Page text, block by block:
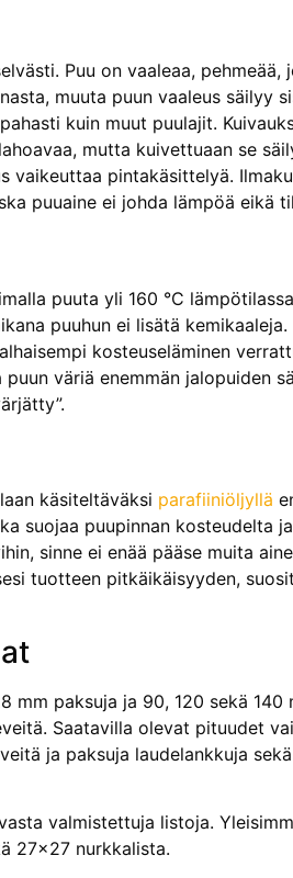
Puu on vaaleaa, pehmeää,
muuta puun vaaleus säilyy
kuin muut puulajit.
mutta kuivettuaan se
pintakäsittelyä.
puuaine ei johda lämpöä eikä
puuta yli 160 °C
puuhun ei lisätä
kosteuseläminen
väriä enemmän jalopuiden
käsiteltäväksi parafiiniöljyllä
suojaa puupinnan kosteudelta
sinne ei enää pääse muita
tuotteen pitkäikäisyyden,
paksuja ja 90, 120 sekä 140
Saatavilla olevat pituudet
ja paksuja laudelankkuja
valmistettuja listoja.
27×27 nurkkalista.